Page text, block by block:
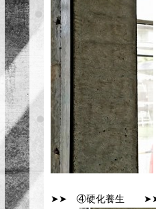
➤➤ ④硬化養生